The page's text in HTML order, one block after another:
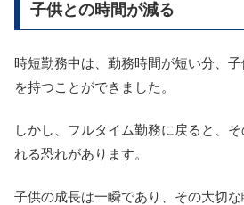
子供との時間が減る
時短勤務中は、勤務時間が短い分、
を持つことができました。
しかし、フルタイム勤務に戻ると、
れる恐れがあります。
子供の成長は一瞬であり、その大切